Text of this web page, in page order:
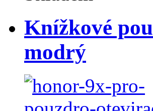
Knížkové
modrý